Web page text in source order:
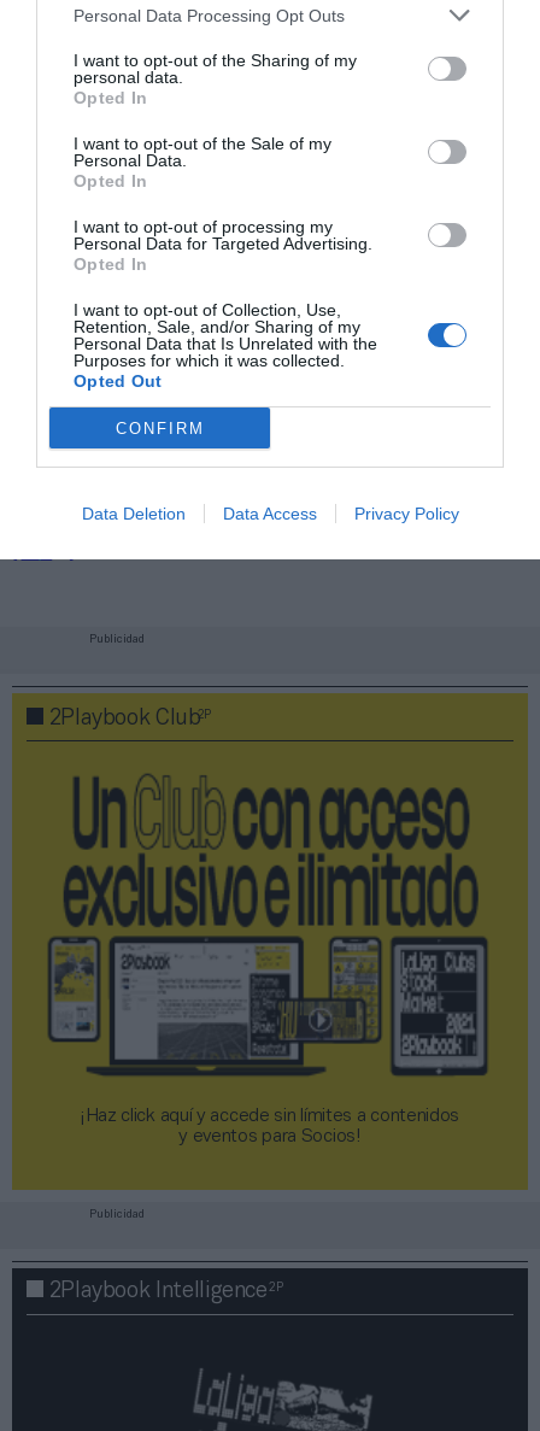
Personal Data Processing Opt Outs
I want to opt-out of the Sharing of my
personal data.
Opted In
I want to opt-out of the Sale of my
Personal Data.
Opted In
I want to opt-out of processing my
Personal Data for Targeted Advertising.
Opted In
I want to opt-out of Collection, Use,
Retention, Sale, and/or Sharing of my
Personal Data that Is Unrelated with the
Purposes for which it was collected.
Opted Out
CONFIRM
Data Deletion Data Access Privacy Policy
de patrocinio en el mercado español y otros 7.000
fútbol y baloncesto, segmentados por competición,
tipología de activos, marcas, categorías de producto y
valor económico aproximado de cada acuerdo. Si
través deintelligence@2playbook.com
de forma gratuita
Mantente informado con las últimas noticias de actualidad.
Compartir
Imprimir
Publicidad
2Playbook Club2P
¡Haz click aquí y accede sin límites a contenidos
y eventos para Socios!​​​​​​​
Publicidad
2Playbook Intelligence2P